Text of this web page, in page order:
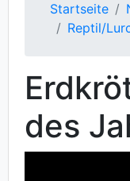
Startseite
Reptil/
des